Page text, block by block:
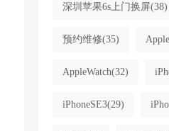
深圳苹果6s上门换屏(38)
预约维修(35) Apple
AppleWatch(32)
iPhoneSE3(29)